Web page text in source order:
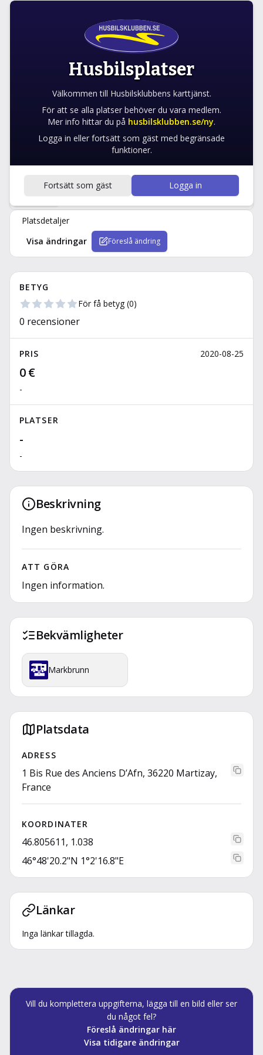
Husbilsplatser
Välkommen till Husbilsklubbens karttjänst.
För att se alla platser behöver du vara medlem.
Mer info hittar du på husbilsklubben.se/ny.
Logga in eller fortsätt som gäst med begränsade
funktioner.
Fortsätt som gäst Logga in
TÖMNINGSPLATS
Aire de Camping-Car Martizay
Martizay, France
Galleri Favorit Navigera
Platsdetaljer
Visa ändringar
Föreslå ändring
BETYG
För få betyg (0)
0 recensioner
PRIS 2020-08-25
0 €
-
PLATSER
-
-
Beskrivning
Ingen beskrivning.
ATT GÖRA
Ingen information.
Bekvämligheter
Markbrunn
Platsdata
ADRESS
1 Bis Rue des Anciens D’Afn, 36220 Martizay,
France
KOORDINATER
46.805611, 1.038
46°48'20.2"N 1°2'16.8"E
Länkar
Inga länkar tillagda.
Vill du komplettera uppgifterna, lägga till en bild eller ser
du något fel?
Föreslå ändringar här
Visa tidigare ändringar